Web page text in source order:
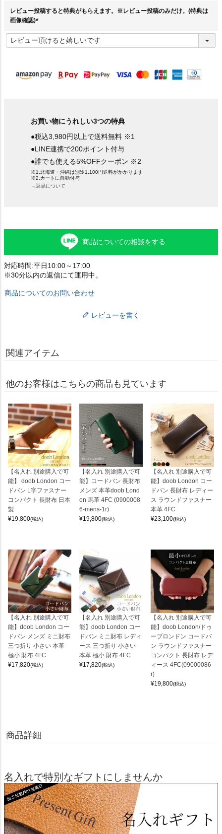
レビュー投稿すると特典がもらえます。※レビュー投稿のみだけ。(特典は
画像確認)
必
須
お買い物にうれしい3つの特典
●税込3,980円以上で送料無料 ※1
●LINE連携で200ポイント付与
●誰でも使える5%OFFクーポン ※2
※1.北海道・沖縄は別途1,100円送料がかかります
※2.カートに自動付与
→返品について
商品についての相談をする
対応時間:平日10:00～17:00
※30分以内の返信にて運用中。
商品についてのお問い合わせ
レビューを書く
関連アイテム
他のお客様はこちらの商品も見ています
【名入れ 別途購入で可
能】 doob London コー
ドバン L字ファスナー
コンパクト 長財布 日本
製
¥19,800(税込)
【名入れ 別途購入で可
能】コードバン 長財布
メンズ 本革doob Lond
on 馬革 4FC (0900008
6-mens-1r)
¥19,800(税込)
【名入れ 別途購入で可
能】doob London コー
ドバン 長財布 レディー
ス ラウンドファスナー
本革 4FC
¥23,100(税込)
【名入れ 別途購入で可
能】doob London コー
ドバン メンズ ミニ財布
三つ折り 小さい 本革
極小 財布 4FC
¥17,820(税込)
【名入れ 別途購入で可
能】doob London コー
ドバン ミニ財布 レディ
ース 三つ折り 小さい
本革 極小 財布 4FC
¥17,820(税込)
【名入れ 別途購入で可
能】doob London/ドゥ
ーブロンドン コードバ
ン ラウンドファスナー
コンパクト 長財布 レデ
ィース 4FC(09000086
r)
¥19,800(税込)
商品詳細
名入れで特別なギフトにしませんか